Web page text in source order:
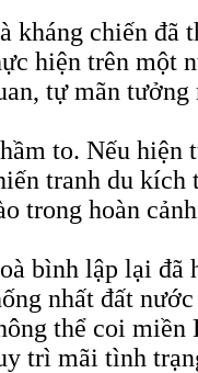
kháng chiến đã
hiện trên một
tự mãn tưởng
to. Nếu hiện
tranh du
trong hoàn
bình lập lại đã
nhất đất
thể coi miền
trì mãi tình